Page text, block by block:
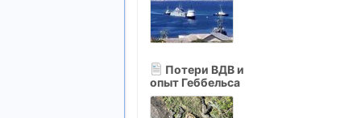
Потери ВДВ и
опыт Геббельса